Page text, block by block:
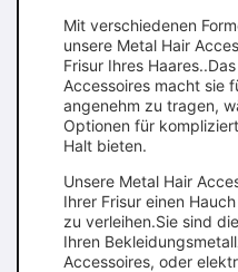
Mit verschiedenen
unsere Metal Hair
Frisur Ihres
Accessoires macht sie
angenehm zu tragen,
Optionen für
Halt bieten.
Unsere Metal Hair
Ihrer Frisur einen
zu verleihen.Sie sind
Ihren
Accessoires, oder